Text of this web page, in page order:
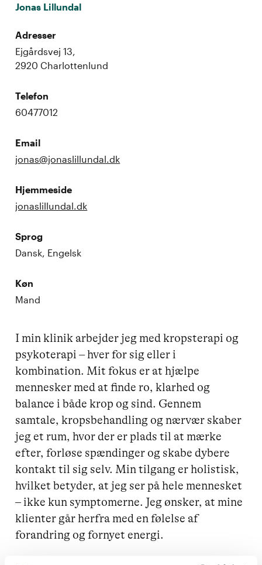
Jonas Lillundal
Adresser
Ejgårdsvej 13,
2920 Charlottenlund
Telefon
60477012
Email
jonas@jonaslillundal.dk
Hjemmeside
jonaslillundal.dk
Sprog
Dansk, Engelsk
Køn
Mand
I min klinik arbejder jeg med kropsterapi og
psykoterapi – hver for sig eller i
kombination. Mit fokus er at hjælpe
mennesker med at finde ro, klarhed og
balance i både krop og sind. Gennem
samtale, kropsbehandling og nærvær skaber
jeg et rum, hvor der er plads til at mærke
efter, forløse spændinger og skabe dybere
kontakt til sig selv. Min tilgang er holistisk,
hvilket betyder, at jeg ser på hele mennesket
– ikke kun symptomerne. Jeg ønsker, at mine
klienter går herfra med en følelse af
forandring og fornyet energi.